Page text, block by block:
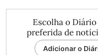
Escolha o
preferida de
Adicionar o